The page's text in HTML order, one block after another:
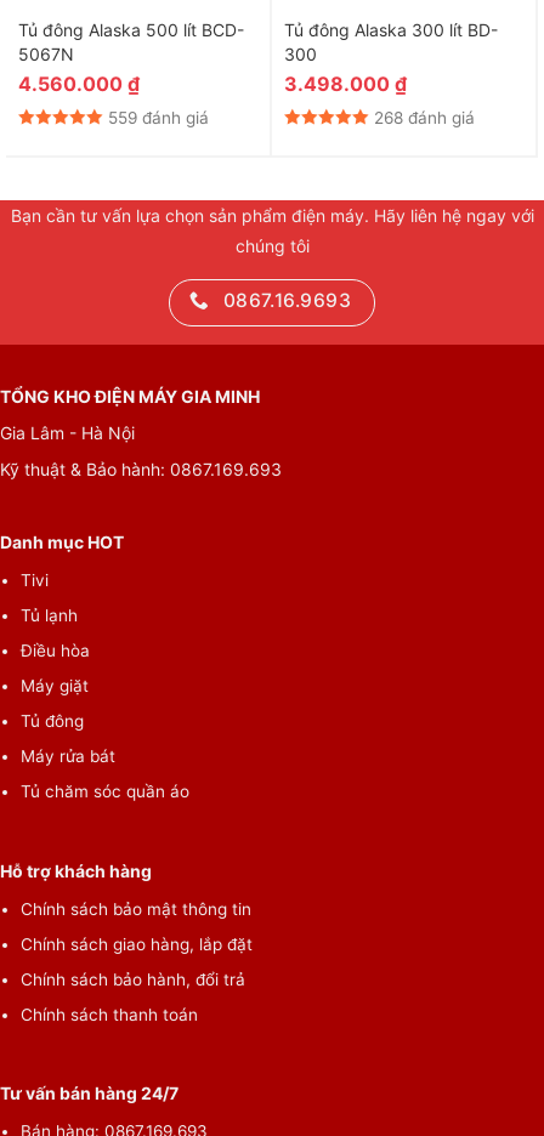
Tủ đông Alaska 500 lít BCD-
5067N
4.560.000 ₫
559 đánh giá
Tủ đông Alaska 300 lít BD-
300
3.498.000 ₫
268 đánh giá
Bạn cần tư vấn lựa chọn sản phẩm điện máy. Hãy liên hệ ngay với
chúng tôi
0867.16.9693
TỔNG KHO ĐIỆN MÁY GIA MINH
Gia Lâm - Hà Nội
Kỹ thuật & Bảo hành: 0867.169.693
Danh mục HOT
Tivi
Tủ lạnh
Điều hòa
Máy giặt
Tủ đông
Máy rửa bát
Tủ chăm sóc quần áo
Hỗ trợ khách hàng
Chính sách bảo mật thông tin
Chính sách giao hàng, lắp đặt
Chính sách bảo hành, đổi trả
Chính sách thanh toán
Tư vấn bán hàng 24/7
Bán hàng: 0867.169.693